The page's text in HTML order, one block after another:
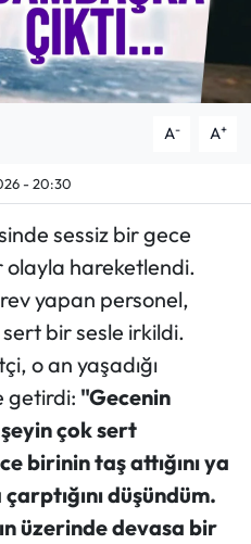
A- A+
- 20:30
sessiz bir gece
hareketlendi.
yapan personel,
bir sesle irkildi.
o an yaşadığı
getirdi: "Gecenin
çok sert
birinin taş attığını ya
düşündüm.
üzerinde devasa bir